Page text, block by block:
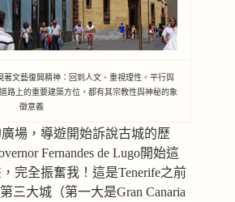
著文藝復興精神：回到人文、重視理性。平行與
路上的重要建築方位，都有其宗教性與神秘的象
徵意義
場，導遊開始訴說古城的歷
Fernandes de Lugo開始這
完全振奮我！這是Tenerife之前
三大城（第一大是Gran Canaria